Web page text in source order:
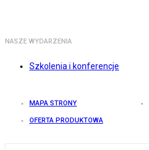
NASZE WYDARZENIA
Szkolenia i konferencje
MAPA STRONY
OFERTA PRODUKTOWA